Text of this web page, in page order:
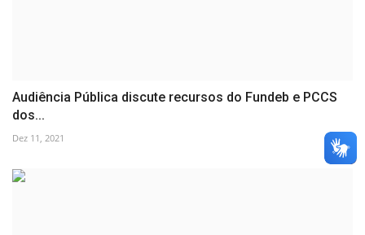
Audiência Pública discute recursos do Fundeb e PCCS
dos...
Dez 11, 2021